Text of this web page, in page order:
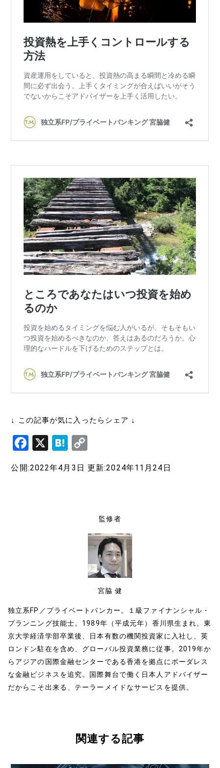
↓ この記事が気に入ったらシェア ↓
F
c
X
H
e
p
k
公開:2022年4月3日 更新:2024年11月24日
監修者
宮脇 健
独立系FP／プライベートバンカー。１級ファイナンシャル・
プランニング技能士。1989年（平成元年）香川県生まれ。東
京大学経済学部卒業後、日本有数の機関投資家に入社し、英
ロンドン駐在を含め、グローバル投資業務に従事。2019年か
らアジアの国際金融センターである香港を拠点にボーダレス
な金融ビジネスを追究。国際舞台で働く日本人アドバイザー
だからこそ出来る、テーラーメイドなサービスを提供。
関連する記事